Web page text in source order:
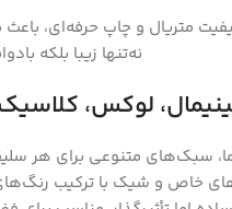
متریال و چاپ حرفه‌ای،
نه‌تنها زیبا بلکه
لوکس،
سبک‌های متنوعی برای هر
خاص و شیک با ترکیب